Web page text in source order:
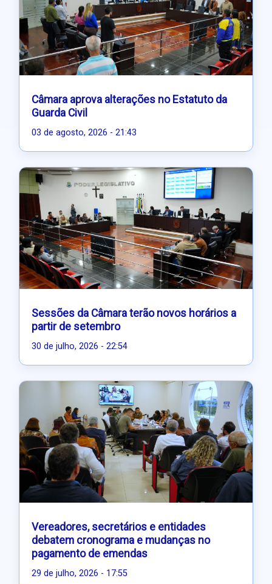
Câmara aprova alterações no Estatuto da
Guarda Civil
03 de agosto, 2026 - 21:43
Sessões da Câmara terão novos horários a
partir de setembro
30 de julho, 2026 - 22:54
Vereadores, secretários e entidades
debatem cronograma e mudanças no
pagamento de emendas
29 de julho, 2026 - 17:55